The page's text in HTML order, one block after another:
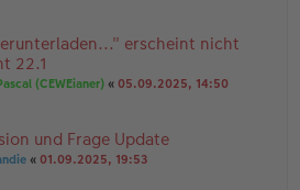
erscheint nicht
22.1
(CEWEianer) « 05.09.2025, 14:50
und Frage Update
« 01.09.2025, 19:53